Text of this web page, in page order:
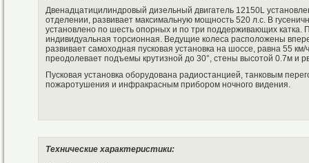
Двенадцатицилиндровый дизельный двигатель 12150L
отделении, развивает максимальную мощность 520 л.с. В
установлено по шесть опорных и по три поддерживающих катка.
индивидуальная торсионная. Ведущие колеса расположены
развивает самоходная пусковая установка на шоссе, равна 55
преодолевает подъемы крутизной до 30°, стены высотой 0.7м и
Пусковая установка оборудована радиостанцией, танковым
пожаротушения и инфракрасным прибором ночного видения.
Технические характеристики: